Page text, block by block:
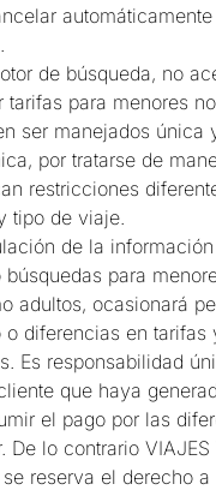
de búsqueda, no
tarifas para menores
ser manejados única
por tratarse de
restricciones
tipo de viaje.
de la
búsquedas para
adultos, ocasionará
o diferencias en tarifas
Es responsabilidad
que haya
el pago por las
De lo contrario VIAJES
se reserva el derecho